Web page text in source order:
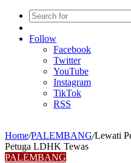
Article
Follow
Facebook
Twitter
YouTube
Instagram
TikTok
RSS
Home/PALEMBANG/Lewati
Petuga LDHK Tewas
PALEMBANG